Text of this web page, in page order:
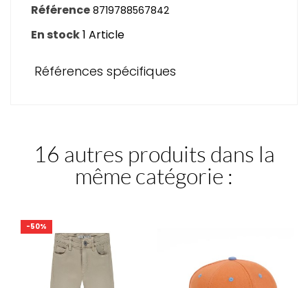
Référence 8719788567842
En stock1 Article
Références spécifiques
16 autres produits dans la
même catégorie :
-50%